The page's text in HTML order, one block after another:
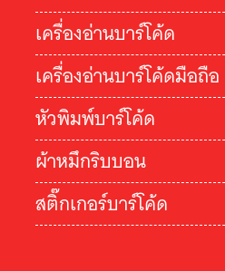
เครื่องอ่านบาร์โค้ด
เครื่องอ่านบาร์โค้ดมือถือ
หัวพิมพ์บาร์โค้ด
ผ้าหมึกริบบอน
สติ๊กเกอร์บาร์โค้ด